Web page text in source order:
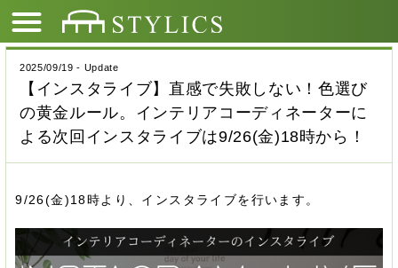
2025/09/19 - Update
【インスタライブ】直感で失敗しない！色選び
の黄金ルール。インテリアコーディネーターに
よる次回インスタライブは9/26(金)18時から！
9/26(金)18時より、インスタライブを行います。